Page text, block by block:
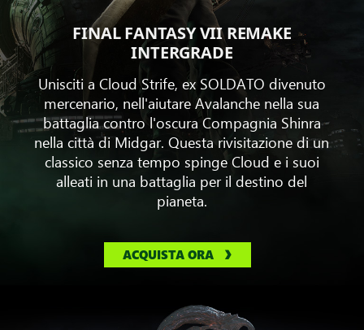
FINAL FANTASY VII REMAKE
INTERGRADE
Unisciti a Cloud Strife, ex SOLDATO divenuto
mercenario, nell'aiutare Avalanche nella sua
battaglia contro l'oscura Compagnia Shinra
nella città di Midgar. Questa rivisitazione di un
classico senza tempo spinge Cloud e i suoi
alleati in una battaglia per il destino del
pianeta.
ACQUISTA ORA